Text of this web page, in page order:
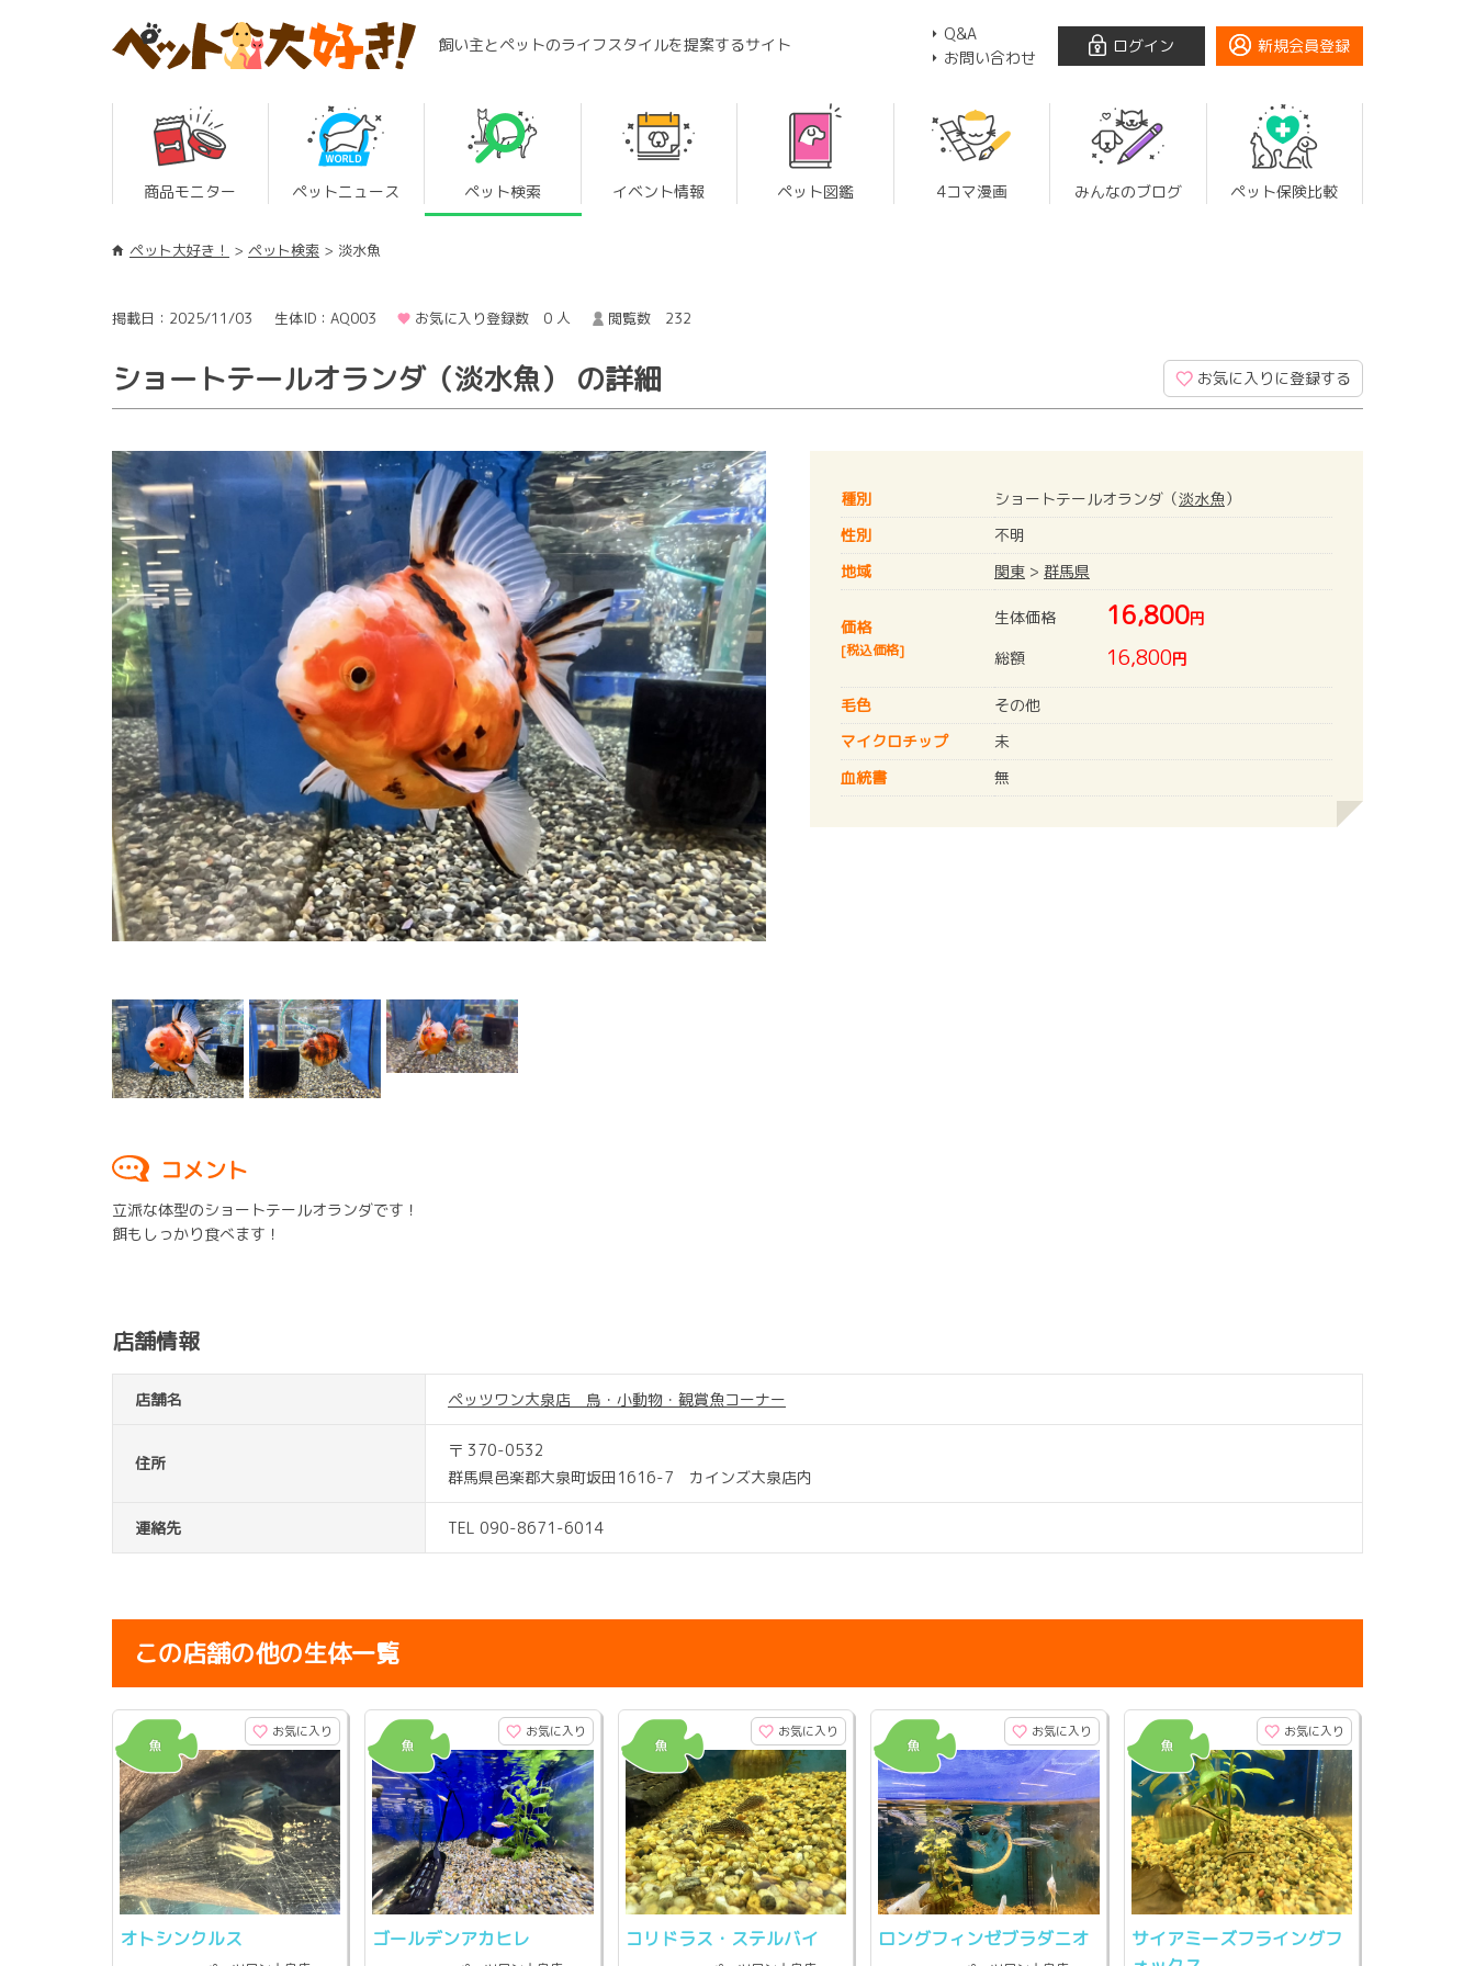
飼い主とペットのライフスタイルを提案するサイト
Q&A
お問い合わせ
ログイン 新規会員登録
商品モニター ペットニュース ペット検索 イベント情報 ペット図鑑 4コマ漫画 みんなのブログ ペット保険比較
ペット大好き！ ペット検索 淡水魚
掲載日：2025/11/03 生体ID：AQ003 お気に入り登録数 0 人 閲覧数 232
ショートテールオランダ（淡水魚） の詳細 お気に入りに登録する
種別 ショートテールオランダ（淡水魚）
性別
不明
地域
関東 > 群馬県
価格
[税込価格]
生体価格 16,800円
総額
16,800円
毛色
その他
マイクロチップ
未
血統書
無
コメント
立派な体型のショートテールオランダです！
餌もしっかり食べます！
店舗情報
店舗名 ペッツワン大泉店 鳥・小動物・観賞魚コーナー
住所
〒 370-0532
群馬県邑楽郡大泉町坂田1616-7 カインズ大泉店内
連絡先 TEL 090-8671-6014
この店舗の他の生体一覧
お気に入り
オトシンクルス
お気に入り
ゴールデンアカヒレ
お気に入り
コリドラス・ステルバイ
お気に入り
ロングフィンゼブラダニオ
お気に入り
サイアミーズフライングフ